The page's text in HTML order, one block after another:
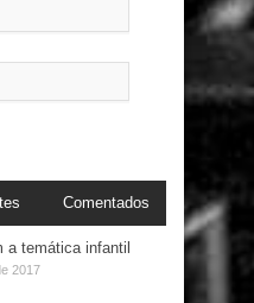
Comentados
a temática infantil
2017